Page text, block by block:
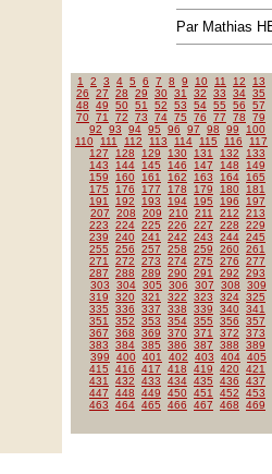
Par Mathias
1 2 3 4 5 6 7 8 9 10 11 12
13
26
27 28 29 30 31 32 33 34 35
48
49 50 51 52 53 54 55 56
57
70 71 72 73 74 75 76 77 78
79
92
93 94 95 96 97 98 99
100
110
111 112 113 114 115 116
117
127
128 129 130 131 132
133
143
144 145 146 147 148
149
159
160 161 162 163 164
165
175
176 177 178 179 180
181
191
192 193 194 195 196
197
207
208 209 210 211 212
213
223
224 225 226 227 228
229
239
240 241 242 243 244 245
255
256 257 258 259 260 261
271
272 273 274 275 276
277
287
288 289 290 291 292
293
303
304 305 306 307 308
309
319
320 321 322 323 324 325
335
336 337 338 339 340 341
351
352 353 354 355 356
357
367
368 369 370 371 372
373
383
384 385 386 387 388
389
399
400 401 402 403 404 405
415
416 417 418 419 420 421
431
432 433 434 435 436
437
447
448 449 450 451 452
453
463
464 465 466 467 468 469